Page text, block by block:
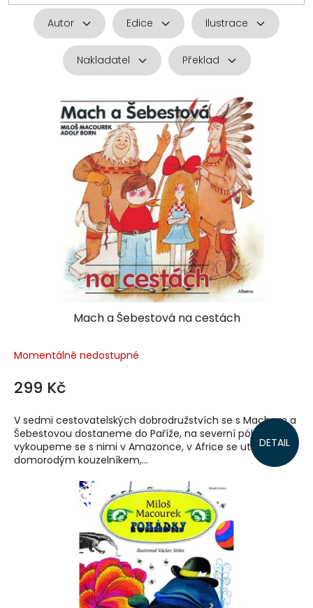
Autor Edice Ilustrace
Nakladatel Překlad
Mach a Šebestová na cestách
Momentálně nedostupné
299 Kč
DETAIL
V sedmi cestovatelských dobrodružstvích se s Machem a
Šebestovou dostaneme do Paříže, na severní pól,
vykoupeme se s nimi v Amazonce, v Africe se utkáme s
domorodým kouzelníkem,...